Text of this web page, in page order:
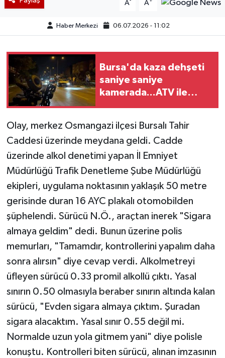
A A
Haber Merkezi 06.07.2026 - 11:02
Bursa'da kaza dehşeti
saniye saniye
kamerada...ATV ile
oldu
Olay, merkez Osmangazi ilçesi Bursalı Tahir
Caddesi üzerinde meydana geldi. Cadde
üzerinde alkol denetimi yapan İl Emniyet
Müdürlüğü Trafik Denetleme Şube Müdürlüğü
ekipleri, uygulama noktasının yaklaşık 50 metre
gerisinde duran 16 AYC plakalı otomobilden
şüphelendi. Sürücü N.Ö., araçtan inerek "Sigara
almaya geldim" dedi. Bunun üzerine polis
memurları, "Tamamdır, kontrollerini yapalım daha
sonra alırsın" diye cevap verdi. Alkolmetreyi
üfleyen sürücü 0.33 promil alkollü çıktı. Yasal
sınırın 0.50 olmasıyla beraber sınırın altında kalan
sürücü, "Evden sigara almaya çıktım. Şuradan
sigara alacaktım. Yasal sınır 0.55 değil mi.
Normalde uzun yola gitmem yani" diye polisle
konuştu. Kontrolleri biten sürücü, alınan imzasının